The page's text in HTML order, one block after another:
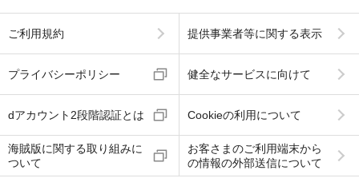
ご利用規約 提供事業者等に関する表示
プライバシーポリシー 健全なサービスに向けて
dアカウント2段階認証とは Cookieの利用について
海賊版に関する取り組みに
ついて
お客さまのご利用端末から
の情報の外部送信について